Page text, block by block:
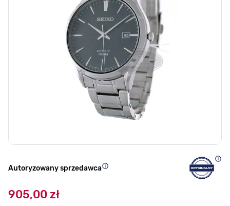
Autoryzowany sprzedawca
905,00 zł